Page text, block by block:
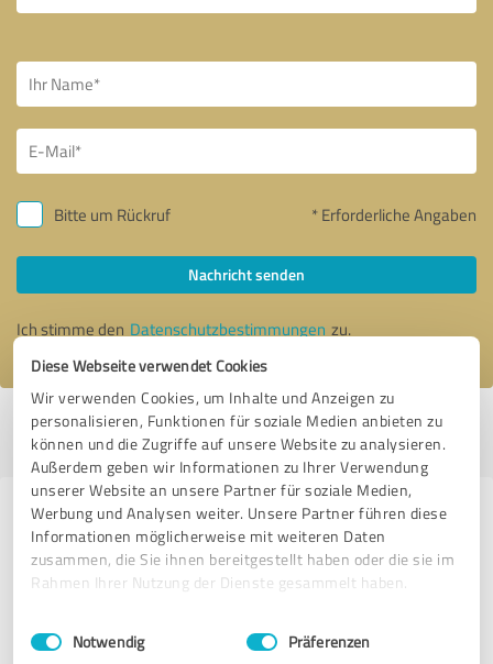
Diese Webseite verwendet Cookies
Wir verwenden Cookies, um Inhalte und Anzeigen zu
personalisieren, Funktionen für soziale Medien anbieten zu
können und die Zugriffe auf unsere Website zu analysieren.
Außerdem geben wir Informationen zu Ihrer Verwendung
unserer Website an unsere Partner für soziale Medien,
Werbung und Analysen weiter. Unsere Partner führen diese
Informationen möglicherweise mit weiteren Daten
zusammen, die Sie ihnen bereitgestellt haben oder die sie im
Rahmen Ihrer Nutzung der Dienste gesammelt haben.
Impressum Datenschutzbestimmungen
Einwilligungsauswahl
Notwendig Präferenzen
Bitte um Rückruf * Erforderliche Angaben
Nachricht senden
Ich stimme den Datenschutzbestimmungen zu.
Profil aktiv seit 14.09.2020 |Letzte Aktualisierung: 31.01.2026|Profil
melden
Erfahrungen zu weiteren
Anbietern aus dem Bereich
Coaching
Iris Pointinger